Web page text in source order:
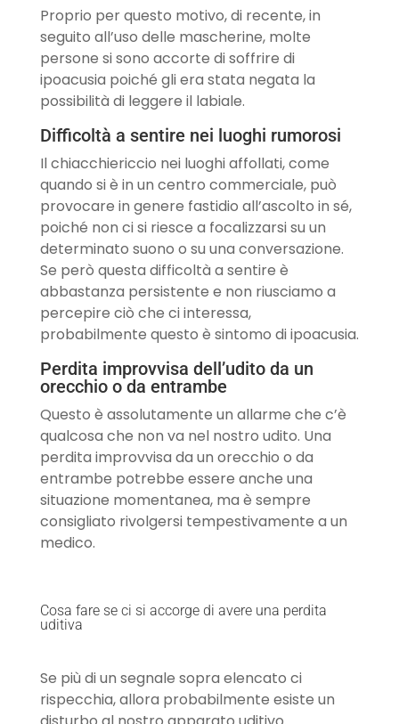
Proprio per questo motivo, di recente, in
seguito all’uso delle mascherine, molte
persone si sono accorte di soffrire di
ipoacusia poiché gli era stata negata la
possibilità di leggere il labiale.
Difficoltà a sentire nei luoghi rumorosi
Il chiacchiericcio nei luoghi affollati, come
quando si è in un centro commerciale, può
provocare in genere fastidio all’ascolto in sé,
poiché non ci si riesce a focalizzarsi su un
determinato suono o su una conversazione.
Se però questa difficoltà a sentire è
abbastanza persistente e non riusciamo a
percepire ciò che ci interessa,
probabilmente questo è sintomo di ipoacusia.
Perdita improvvisa dell’udito da un
orecchio o da entrambe
Questo è assolutamente un allarme che c’è
qualcosa che non va nel nostro udito. Una
perdita improvvisa da un orecchio o da
entrambe potrebbe essere anche una
situazione momentanea, ma è sempre
consigliato rivolgersi tempestivamente a un
medico.
Cosa fare se ci si accorge di avere una perdita
uditiva
Se più di un segnale sopra elencato ci
rispecchia, allora probabilmente esiste un